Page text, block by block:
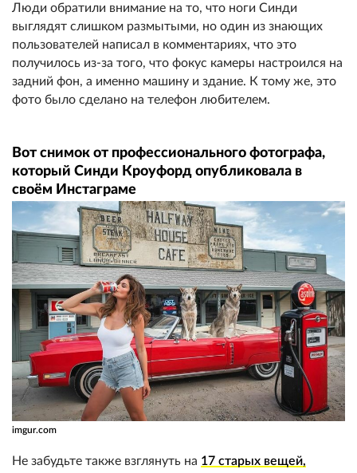
Люди обратили внимание на то, что ноги Синди
выглядят слишком размытыми, но один из знающих
пользователей написал в комментариях, что это
получилось из-за того, что фокус камеры настроился на
задний фон, а именно машину и здание. К тому же, это
фото было сделано на телефон любителем.
Вот снимок от профессионального фотографа,
который Синди Кроуфорд опубликовала в
своём Инстаграме
imgur.com
Не забудьте также взглянуть на 17 старых вещей,